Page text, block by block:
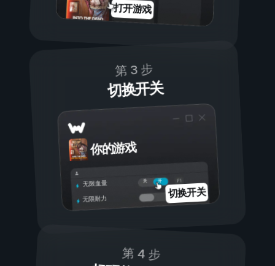
打开游戏
第 3 步
切换开关
你的游戏
开
关
无限血量
无限耐力
切换开关
第 4 步